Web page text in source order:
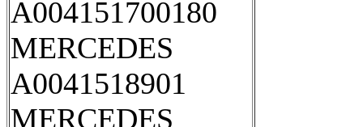
A004151700180
MERCEDES
A0041518901
MERCEDES